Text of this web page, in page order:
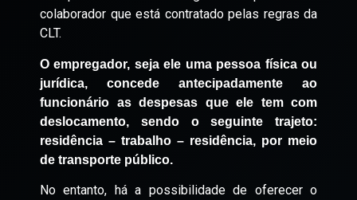
colaborador que está contratado pelas regras da
CLT.
O empregador, seja ele uma pessoa física ou
jurídica, concede antecipadamente ao
funcionário as despesas que ele tem com
deslocamento, sendo o seguinte trajeto:
residência – trabalho – residência, por meio
de transporte público.
No entanto, há a possibilidade de oferecer o